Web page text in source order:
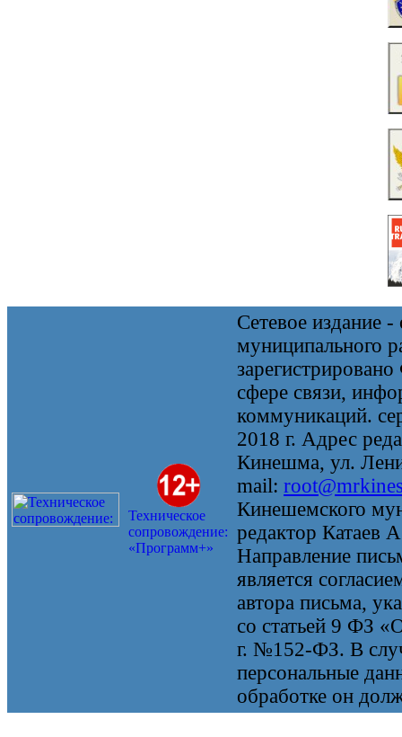
Техническое
сопровождение:
«Программ+»
Сетевое издание
муниципального
сфере связи,
коммуникаций.
2018 г. Адрес
Кинешма, ул.
mail:
Кинешемского
редактор Катаев
Направление
является
автора письма,
со статьей 9 ФЗ
г. №152-ФЗ. В
персональные
обработке он